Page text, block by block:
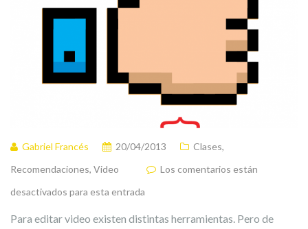
Gabriel Francés 20/04/2013 Clases,
Recomendaciones, Video
Los comentarios están
desactivados para esta entrada
Para editar video existen distintas herramientas. Pero de